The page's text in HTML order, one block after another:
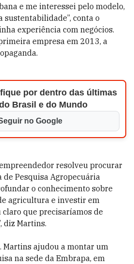
e me interessei pelo modelo,
sustentabilidade”, conta o
experiência com negócios.
empresa em 2013, a
por dentro das últimas
Brasil e do Mundo
no Google
resolveu procurar
de Pesquisa Agropecuária
o conhecimento sobre
agricultura e investir em
claro que precisaríamos de
diz Martins.
Martins ajudou a montar um
na sede da Embrapa, em